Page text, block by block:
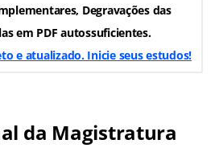
Degravações das
em PDF autossuficientes.
e atualizado. Inicie seus estudos!
da Magistratura